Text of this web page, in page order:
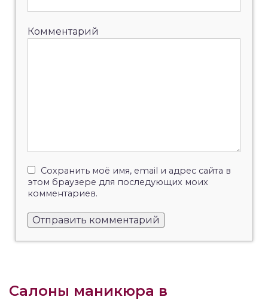
Комментарий
Сохранить моё имя, email и адрес сайта в
этом браузере для последующих моих
комментариев.
Салоны маникюра в